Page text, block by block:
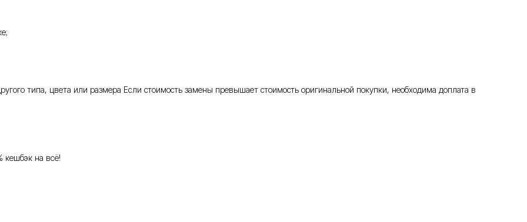
типа, цвета или размера Если стоимость замены превышает стоимость оригинальной покупки, необходима доплата в
кешбэк на всё!